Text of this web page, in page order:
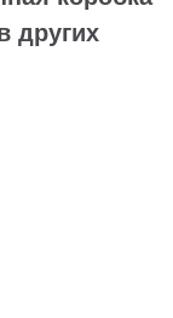
других